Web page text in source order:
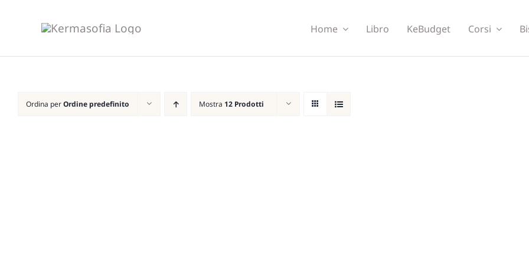
contenuto
Home Libro KeBudget Corsi
Ordina perOrdine predefinito Mostra 12 Prodotti